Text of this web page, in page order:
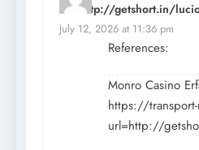
url=http://getshort.in/
July 12, 2026 at 11:36 pm
References:
Monro Casino
https://
url=http://